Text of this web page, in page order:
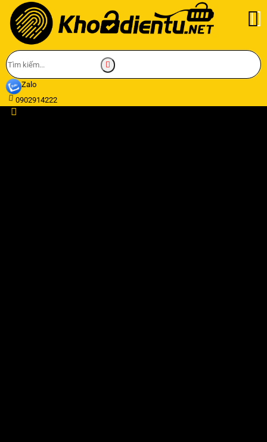
Zalo
0902914222